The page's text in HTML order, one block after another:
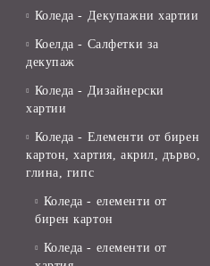
Коледа - Декупажни хартии
Коелда - Салфетки за
декупаж
Коледа - Дизайнерски
хартии
Коледа - Eлементи от бирен
картон, хартия, акрил, дърво,
глина, гипс
Коледа - елементи от
бирен картон
Коледа - елементи от